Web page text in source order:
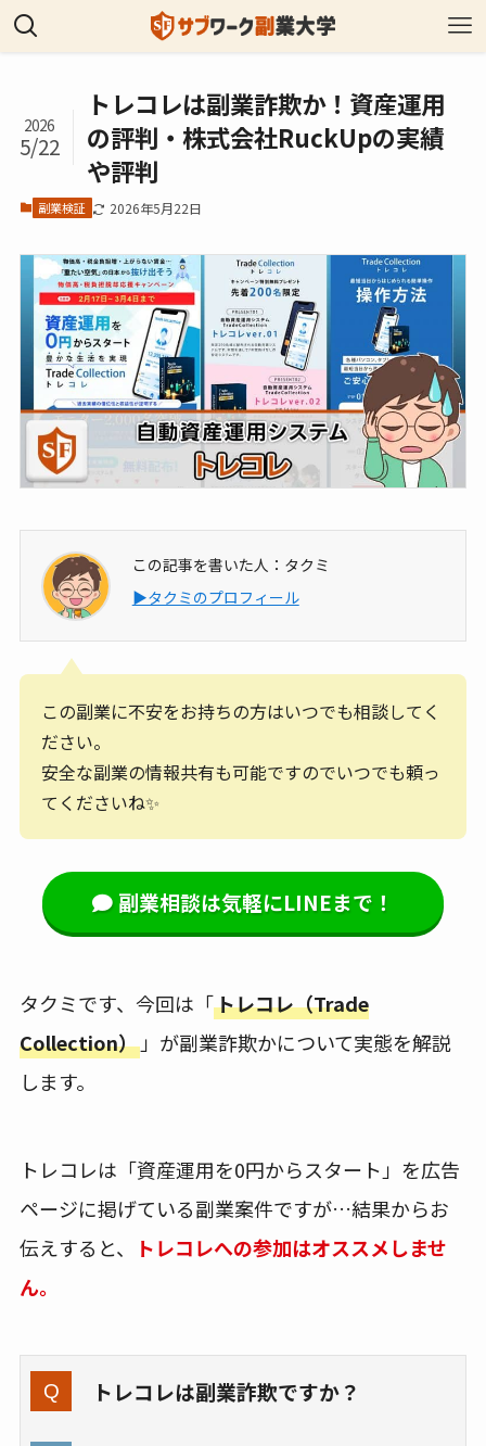
トレコレは副業詐欺か！資産運用
の評判・株式会社RuckUpの実績
や評判
2026
5/22
副業検証 2026年5月22日
この記事を書いた人：タクミ
▶タクミのプロフィール
この副業に不安をお持ちの方はいつでも相談してく
ださい。
安全な副業の情報共有も可能ですのでいつでも頼っ
てくださいね✨
副業相談は気軽にLINEまで！
タクミです、今回は「トレコレ（Trade
Collection）」が副業詐欺かについて実態を解説
します。
トレコレは「資産運用を0円からスタート」を広告
ページに掲げている副業案件ですが…結果からお
伝えすると、
トレコレへの参加はオススメしませ
ん。
トレコレは副業詐欺ですか？